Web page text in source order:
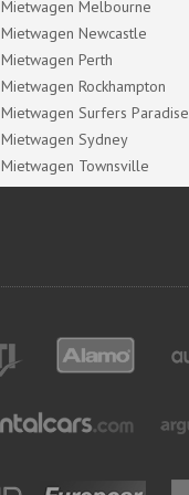
Mietwagen Melbourne
Mietwagen Newcastle
Mietwagen Perth
Mietwagen Rockhampton
Mietwagen Surfers Paradise
Mietwagen Sydney
Mietwagen Townsville